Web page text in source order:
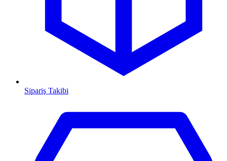
Sipariş Takibi